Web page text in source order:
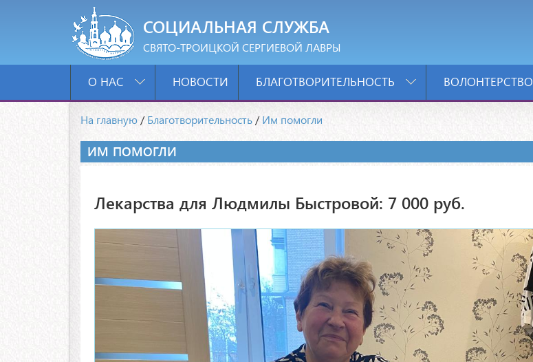
СОЦИАЛЬНАЯ СЛУЖБА
СВЯТО-ТРОИЦКОЙ СЕРГИЕВОЙ ЛАВРЫ
О НАС НОВОСТИ БЛАГОТВОРИТЕЛЬНОСТЬ ВОЛОНТЕРСТВО
На главную /Благотворительность /Им помогли
ИМ ПОМОГЛИ
Лекарства для Людмилы Быстровой: 7 000 руб.